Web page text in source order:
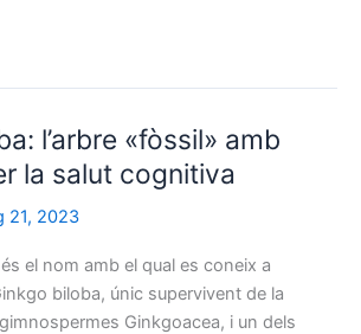
l’arbre «fòssil» amb
la salut cognitiva
21, 2023
el nom amb el qual es coneix a
biloba, únic supervivent de la
Ginkgoacea, i un dels